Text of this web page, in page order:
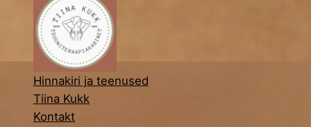
Hinnakiri ja teenused
Tiina Kukk
Kontakt